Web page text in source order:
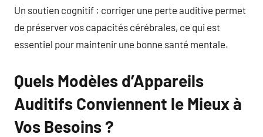
Un soutien cognitif : corriger une perte auditive permet
de préserver vos capacités cérébrales, ce qui est
essentiel pour maintenir une bonne santé mentale.
Quels Modèles d’Appareils
Auditifs Conviennent le Mieux à
Vos Besoins ?